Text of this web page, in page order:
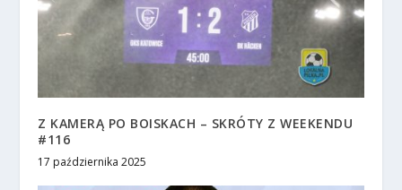
Z KAMERĄ PO BOISKACH – SKRÓTY Z WEEKENDU
#116
17 października 2025